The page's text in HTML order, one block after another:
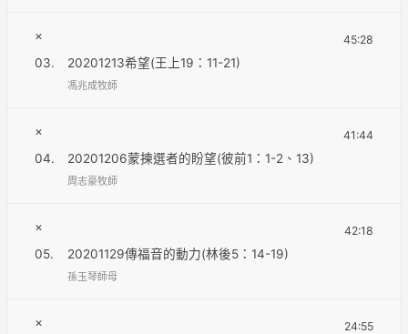
×
03.
20201213希望(王上19：11-21)
45:28
馮兆成牧師
×
04.
20201206蒙揀選者的盼望(彼前1：1-2、13)
41:44
周志豪牧師
×
05.
20201129傳福音的動力(林後5：14-19)
42:18
孫玉琴師母
×
24:55